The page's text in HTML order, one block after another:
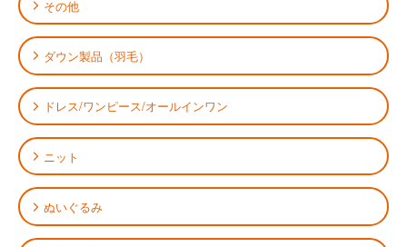
その他
ダウン製品（羽毛）
ドレス/ワンピース/オールインワン
ニット
ぬいぐるみ